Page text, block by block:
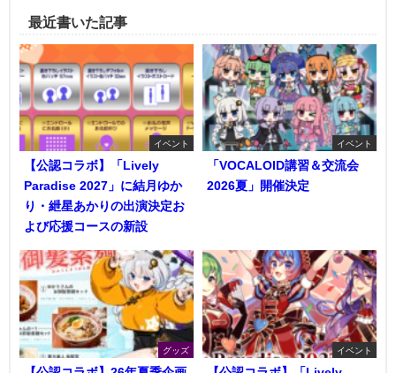
最近書いた記事
イベント
【公認コラボ】「Lively
Paradise 2027」に結月ゆか
り・紲星あかりの出演決定お
よび応援コースの新設
イベント
「VOCALOID講習＆交流会
2026夏」開催決定
グッズ イベント